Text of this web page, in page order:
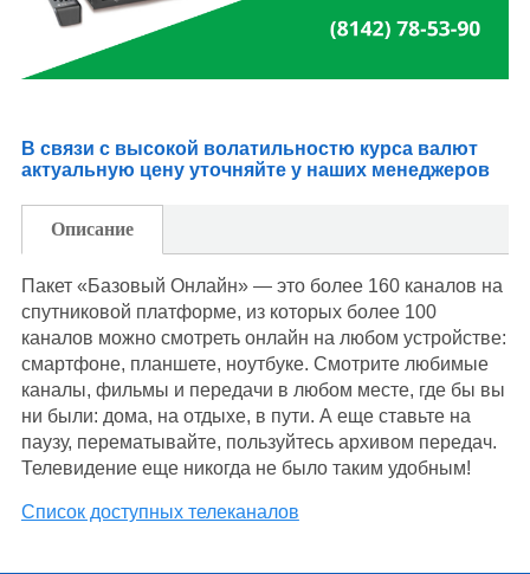
В связи с высокой волатильностю курса валют
актуальную цену уточняйте у наших менеджеров
Описание
Пакет «Базовый Онлайн» — это более 160 каналов на
спутниковой платформе, из которых более 100
каналов можно смотреть онлайн на любом устройстве:
смартфоне, планшете, ноутбуке. Смотрите любимые
каналы, фильмы и передачи в любом месте, где бы вы
ни были: дома, на отдыхе, в пути. А еще ставьте на
паузу, перематывайте, пользуйтесь архивом передач.
Телевидение еще никогда не было таким удобным!
Список доступных телеканалов